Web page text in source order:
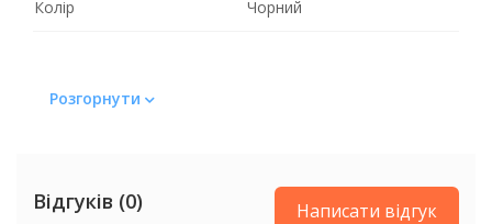
Колір Чорний
Розгорнути
Відгуків (0) Написати відгук